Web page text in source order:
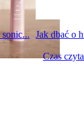
Jak dbać o
Czas